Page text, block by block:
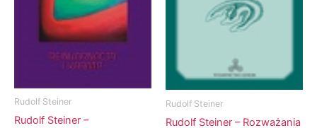
Rudolf Steiner
Rudolf Steiner –
Rudolf Steiner
Rudolf Steiner – Rozważania